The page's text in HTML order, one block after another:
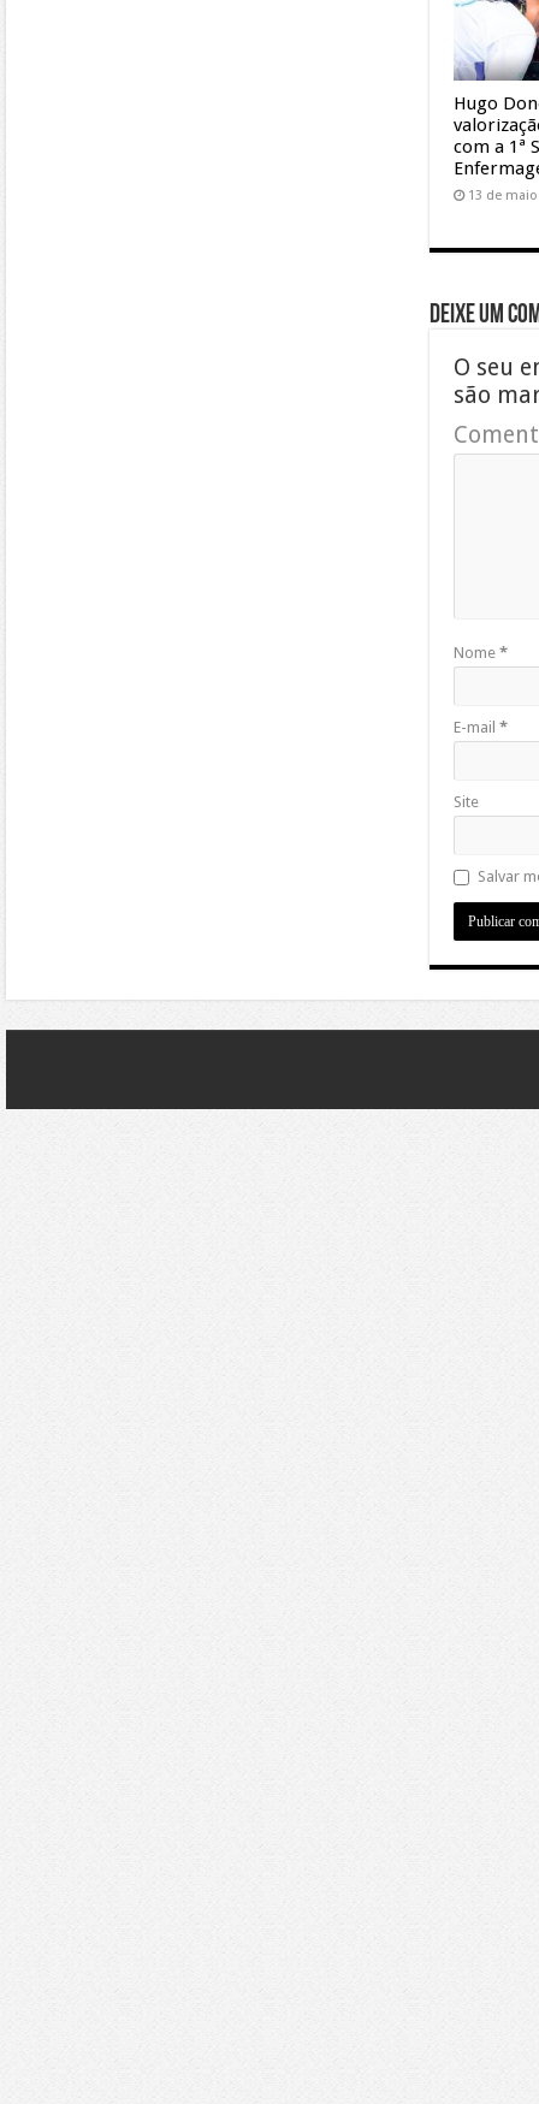
Hugo
com a 1ª
13 de
Deixe um
O seu
são
Nome *
E-mail *
Site
Salvar